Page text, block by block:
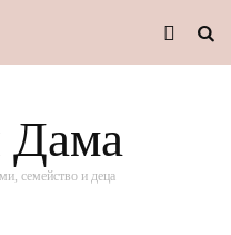
семейство и деца